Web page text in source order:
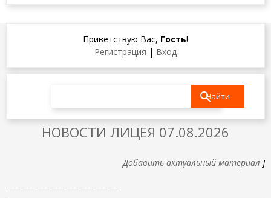
Приветствую Вас, Гость!
Регистрация | Вход
НОВОСТИ ЛИЦЕЯ 07.08.2026
Добавить актуальный материал ]